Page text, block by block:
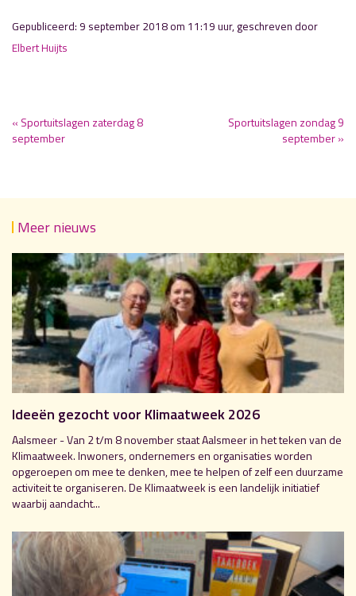
Gepubliceerd: 9 september 2018 om 11:19 uur, geschreven door
Elbert Huijts
« Sportuitslagen zaterdag 8
september
Sportuitslagen zondag 9
september »
Meer nieuws
Ideeën gezocht voor Klimaatweek 2026
Aalsmeer - Van 2 t/m 8 november staat Aalsmeer in het teken van de
Klimaatweek. Inwoners, ondernemers en organisaties worden
opgeroepen om mee te denken, mee te helpen of zelf een duurzame
activiteit te organiseren. De Klimaatweek is een landelijk initiatief
waarbij aandacht...